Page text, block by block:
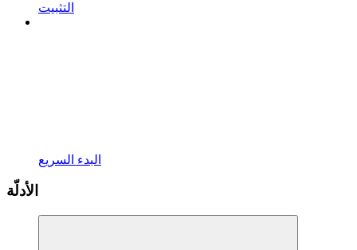
التثبيت
البدء السريع
الأدلّة